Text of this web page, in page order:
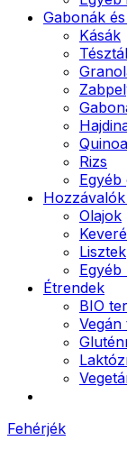
Gabonák
Kásák
Quinoa
Rizs
Olajok
Lisztek
Étrendek
BIO
Fehérjék